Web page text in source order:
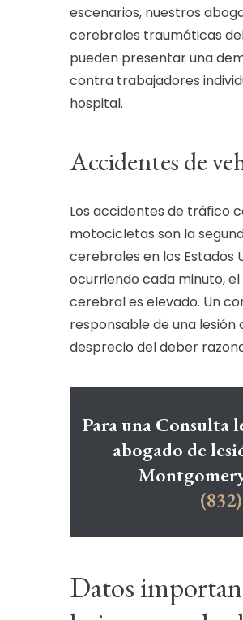
escenarios, nuestros
cerebrales traumáticas
pueden presentar una
contra trabajadores
hospital.
Accidentes de
Los accidentes de tráfico
motocicletas son la
cerebrales en los Estados
ocurriendo cada minuto,
cerebral es elevado. Un
responsable de una
desprecio del deber
Para una
abogado de
Datos